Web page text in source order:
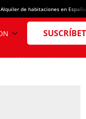
Alquiler de habitaciones en España